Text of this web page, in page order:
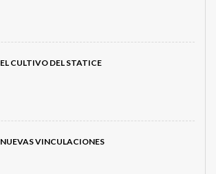
EL CULTIVO DEL STATICE
NUEVAS VINCULACIONES